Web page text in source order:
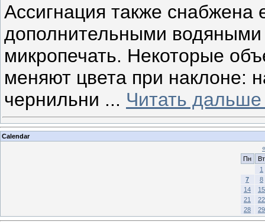
Ассигнация также
дополнительными
микропечать. Некоторые
меняют цвета при наклоне:
чернильни ... Читать
Calendar
«
Пн
Вт
1
7
8
14
15
21
22
28
29